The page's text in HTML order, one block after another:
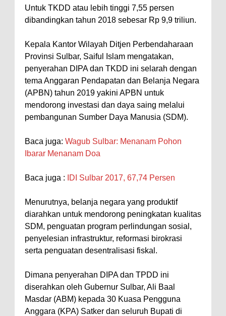
Untuk TKDD atau lebih tinggi 7,55 persen
dibandingkan tahun 2018 sebesar Rp 9,9 triliun.
Kepala Kantor Wilayah Ditjen Perbendaharaan
Provinsi Sulbar, Saiful Islam mengatakan,
penyerahan DIPA dan TKDD ini selarah dengan
tema Anggaran Pendapatan dan Belanja Negara
(APBN) tahun 2019 yakini APBN untuk
mendorong investasi dan daya saing melalui
pembangunan Sumber Daya Manusia (SDM).
Baca juga: Wagub Sulbar: Menanam Pohon
Ibarar Menanam Doa
Baca juga : IDI Sulbar 2017, 67,74 Persen
Menurutnya, belanja negara yang produktif
diarahkan untuk mendorong peningkatan kualitas
SDM, penguatan program perlindungan sosial,
penyelesian infrastruktur, reformasi birokrasi
serta penguatan desentralisasi fiskal.
Dimana penyerahan DIPA dan TPDD ini
diserahkan oleh Gubernur Sulbar, Ali Baal
Masdar (ABM) kepada 30 Kuasa Pengguna
Anggara (KPA) Satker dan seluruh Bupati di